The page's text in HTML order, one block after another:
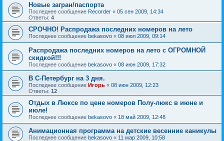
Новые загран/паспорта
Последнее сообщение Recorder « 05 сен 2009, 14:34
Ответы: 4
СРОЧНО! Распродажа последних номеров на лето
Последнее сообщение bekasovo « 08 июл 2009, 09:14
Распродажа последних номеров на лето с ОГРОМНОЙ
скидкой!!!
Последнее сообщение bekasovo « 08 июн 2009, 17:32
В С-Петербург на 3 дня.
Последнее сообщение Игорь « 08 июн 2009, 12:23
Ответы: 12
Отдых в Люксе по цене номеров Полу-люкс в июне и
июле!
Последнее сообщение bekasovo « 18 май 2009, 12:48
Анимационная программа на детские весенние каникулы
Последнее сообщение bekasovo « 11 мар 2009, 10:58